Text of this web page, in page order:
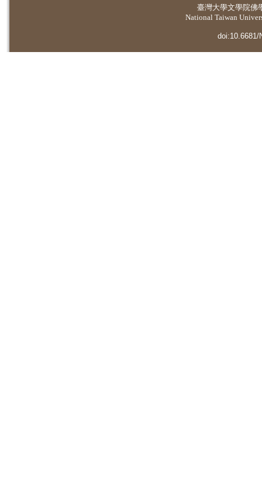
臺灣大學文學院佛
National Taiwan
doi:10.6681/